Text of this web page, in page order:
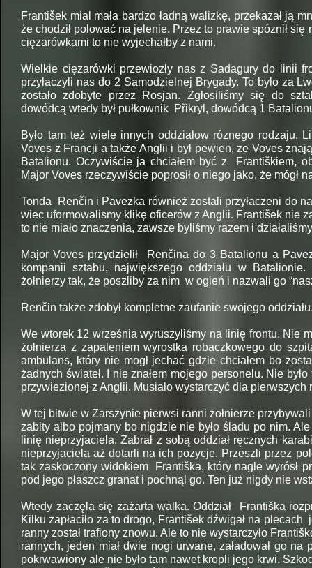
František mial mała bardzo ładną walizkę, przekazał ją
że chodził polować na jelenie. Przez to prawie spóznił
cięzarówkami to nie wyjechałby z nami.
Wielkie cięzarówki przewiozły nas z Sadagury do linii
przyłaczyli nas do 2 Samodzielnej Brygady. To było za
zostało zdobyte przez Rosjan. Zgłosiliśmy się do
dowódcą wtedy był pułkownik Přikryl, dowódcą 1
Było tam też wiele innych oddziałow róznego rodzaju.
Voves z Francji a także Anglii i był pewien, ze Voves
Batalionu. Oczywiście ja chciałem być z Františkiem,
Major Voves rzeczywiście poprosił o niego jako, że mógł
Tonda Renčin i Pavezka również zostali przyłaczeni do
wiec uformowalismy klikę oficerów z Anglii. František nie
to nie miało znaczenia, zawsze byliśmy razem i
Major Voves przydzielił Renčina do 3 Batalionu a
kompanii sztabu, największego oddziału w
żołnierzy tak, że poszliby za nim w ogień i nazwali go
Renčin także zdobył kompletne zaufanie swojego
We wtorek 12 września wyruszyliśmy na linię frontu. Nie
żołnierza z zapaleniem wyrostka robaczkowego do
ambulans, który nie mogł jechać gdzie chciałem bo
żadnych świateł. I nie znałem mojego personelu. Nie
przywiezionej z Anglii. Musiało wystarczyć dla pierwszych
W tej bitwie w Zarszynie pierwsi ranni żołnierze
zabity albo pojmany bo nigdzie nie było śladu po nim.
linię nieprzyjaciela. Zabrał z sobą oddział ręcznych
nieprzyjaciela aż dotarli na ich pozycje. Przeszli przez
tak zaskoczony widokiem Františka, który nagle wyrósł
pod jego płaszcz granat i pochnąl go. Ten już nigdy nie
Wtedy zaczęla się zażarta walka. Oddział Františka
Kilku zapłaciło za to drogo, František dźwigał na
ranny został trafiony znowu. Ale to nie wystarczyło
rannych, jeden miał dwie nogi urwane, załadował go
pokrwawiony ale nie było tam nawet kropli jego krwi.